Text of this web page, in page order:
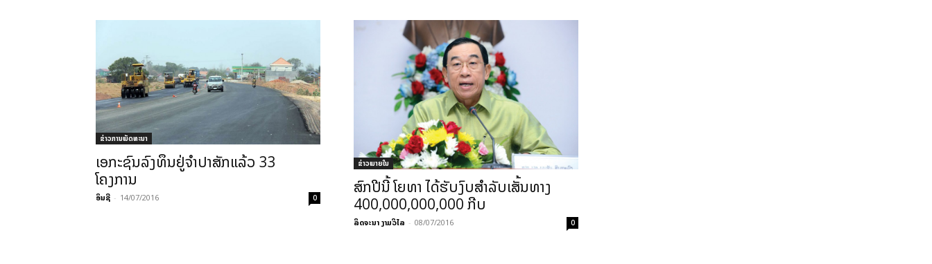
ຂ່າວການພັດທະນາ
ເອ­ກະ​ຊົນ​ລົງທຶນ​ຢູ່​ຈຳ­ປາ​ສັກ​ແລ້ວ 33
ໂຄງການ
ອິນຊີ - 14/07/2016 0
ຂ່າວພາຍ​ໃນ
ສົກປີນີ້ ໂຍທາ ໄດ້ຮັບງົບສຳລັບເສັ້ນທາງ
400,000,000,000 ກີບ
ລິດຈະນາ ງາມວິໄລ - 08/07/2016 0